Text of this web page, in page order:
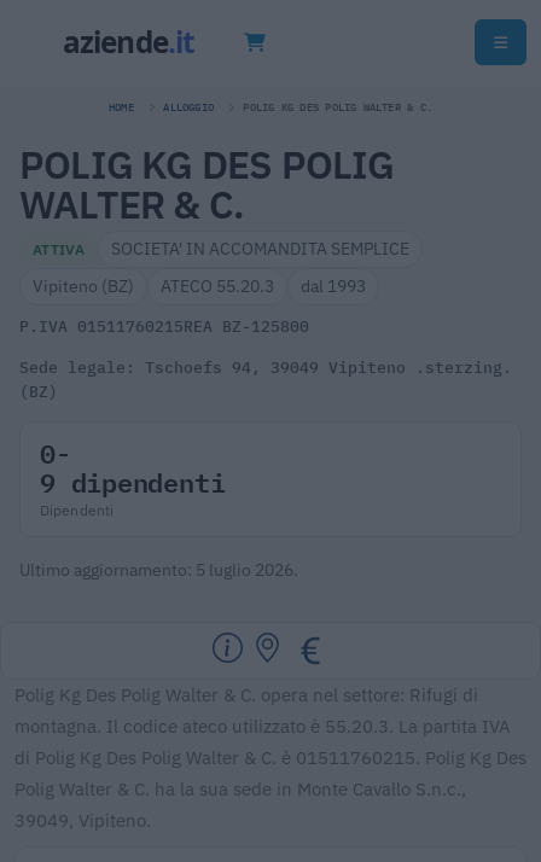
HOME ALLOGGIO POLIG KG DES POLIG WALTER & C.
POLIG KG DES POLIG
WALTER & C.
ATTIVA
SOCIETA' IN ACCOMANDITA SEMPLICE
Vipiteno (BZ)
ATECO 55.20.3 dal 1993
P.IVA 01511760215REA BZ-125800
Sede legale: Tschoefs 94, 39049 Vipiteno .sterzing.
(BZ)
0-
9 dipendenti
Dipendenti
Ultimo aggiornamento: 5 luglio 2026.
Polig Kg Des Polig Walter & C. opera nel settore: Rifugi di
montagna. Il codice ateco utilizzato è 55.20.3. La partita IVA
di Polig Kg Des Polig Walter & C. è 01511760215. Polig Kg Des
Polig Walter & C. ha la sua sede in Monte Cavallo S.n.c.,
39049, Vipiteno.